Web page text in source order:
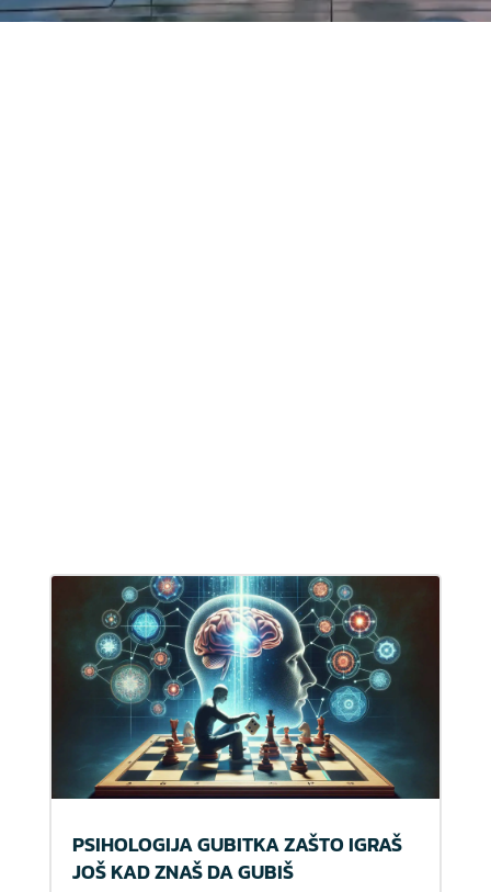
PSIHOLOGIJA GUBITKA ZAŠTO IGRAŠ
JOŠ KAD ZNAŠ DA GUBIŠ